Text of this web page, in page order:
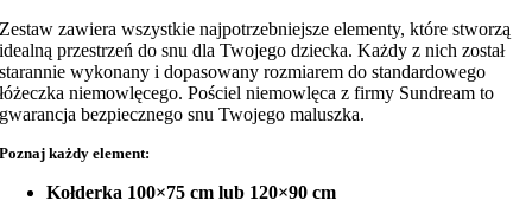
Zestaw zawiera wszystkie najpotrzebniejsze elementy, które stworzą
idealną przestrzeń do snu dla Twojego dziecka. Każdy z nich został
starannie wykonany i dopasowany rozmiarem do standardowego
łóżeczka niemowlęcego. Pościel niemowlęca z firmy Sundream to
gwarancja bezpiecznego snu Twojego maluszka.
Poznaj każdy element:
Kołderka 100×75 cm lub 120×90 cm